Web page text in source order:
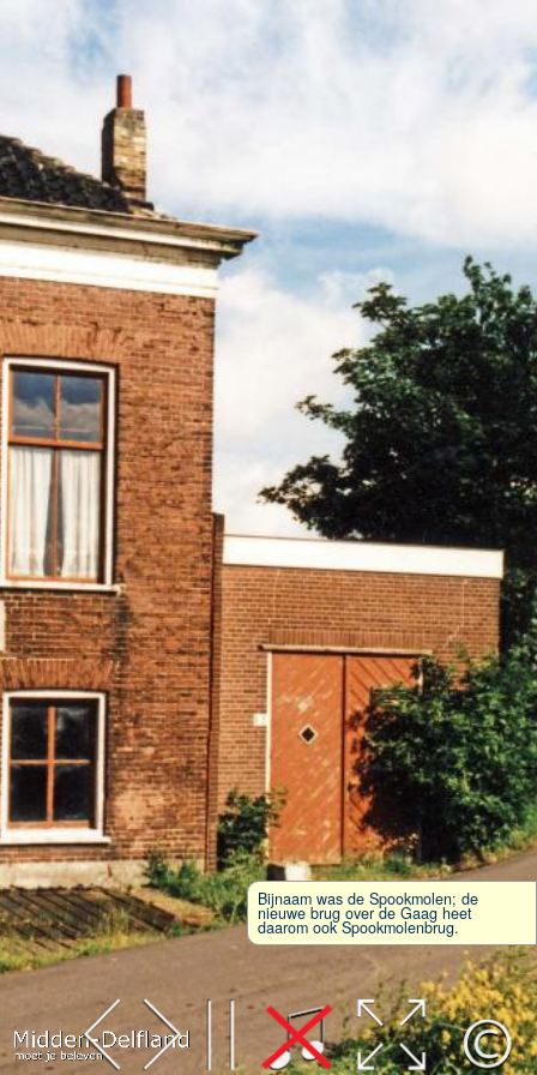
Leaflet| Map data ©OpenStreetMap
contributors,CC-BY-SA, Imagery © Mapbox
Bijnaam was de Spookmolen; de
nieuwe brug over de Gaag heet
daarom ook Spookmolenbrug.